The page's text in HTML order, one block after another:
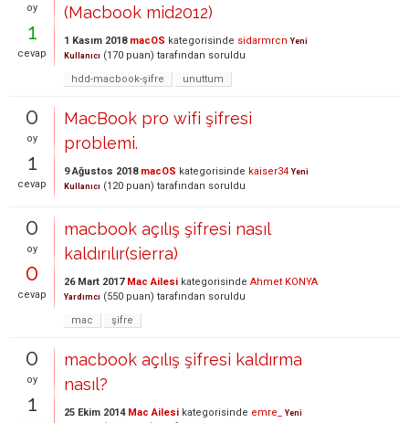
oy
1
cevap
(Macbook mid2012)
1 Kasım 2018 macOS kategorisinde sidarmrcn Yeni
Kullanıcı (170 puan) tarafından soruldu
hdd-macbook-şifre
unuttum
0
oy
1
cevap
MacBook pro wifi şifresi
problemi.
9 Ağustos 2018 macOS kategorisinde kaiser34 Yeni
Kullanıcı (120 puan) tarafından soruldu
0
oy
0
cevap
macbook açılış şifresi nasıl
kaldırılır(sierra)
26 Mart 2017 Mac Ailesi kategorisinde Ahmet KONYA
Yardımcı (550 puan) tarafından soruldu
mac
şifre
0
oy
1
macbook açılış şifresi kaldırma
nasıl?
25 Ekim 2014 Mac Ailesi kategorisinde emre_
Yeni